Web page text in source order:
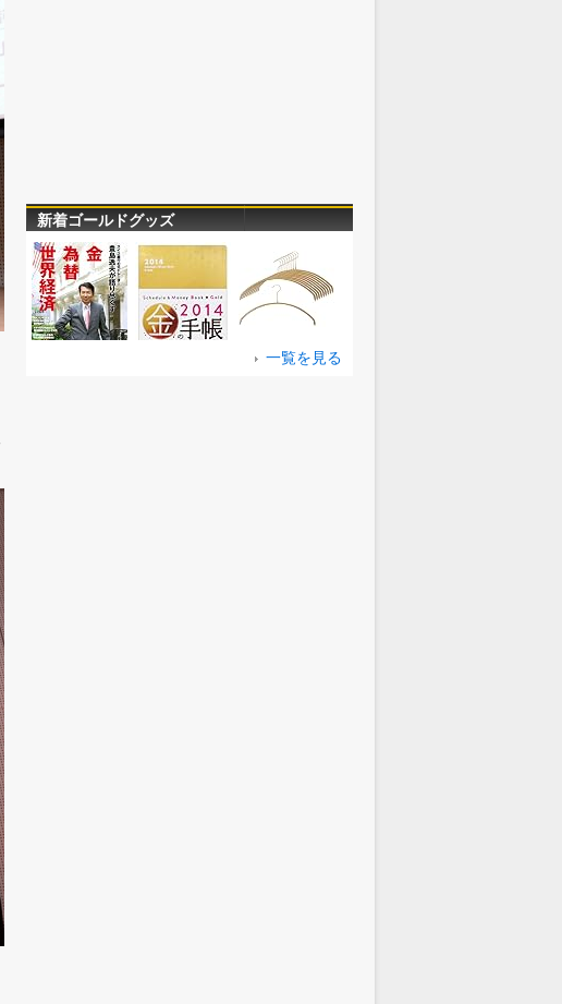
新着ゴールドグッズ
一覧を見る